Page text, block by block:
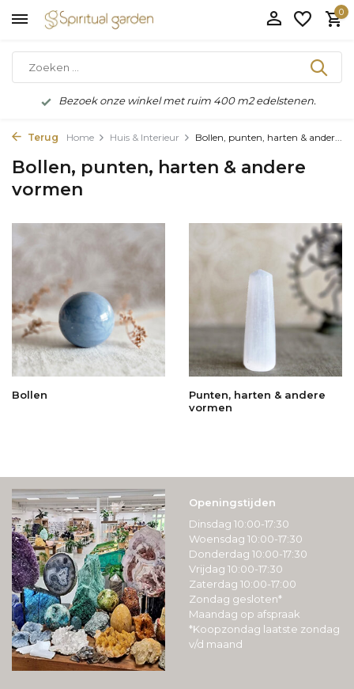
0
Bezoek onze winkel met ruim 400 m2 edelstenen.
Terug Home Huis & Interieur Bollen, punten, harten & ander...
Bollen, punten, harten & andere
vormen
Bollen
Punten, harten & andere
vormen
Openingstijden
Dinsdag 10:00-17:30
Woensdag 10:00-17:30
Donderdag 10:00-17:30
Vrijdag 10:00-17:30
Zaterdag 10:00-17:00
Zondag gesloten*
Maandag op afspraak
*Koopzondag laatste zondag
v/d maand